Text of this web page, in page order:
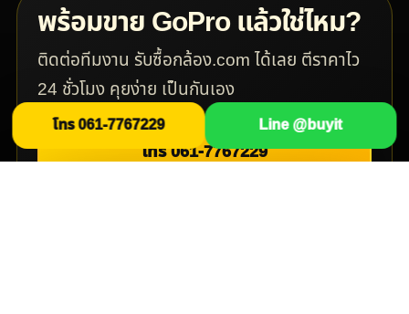
พร้อมขาย GoPro แล้วใช่ไหม?
ติดต่อทีมงาน รับซื้อกล้อง.com ได้เลย ตีราคาไว
24 ชั่วโมง คุยง่าย เป็นกันเอง
โทร 061-7767229
โทร 061-7767229 Line @buyit